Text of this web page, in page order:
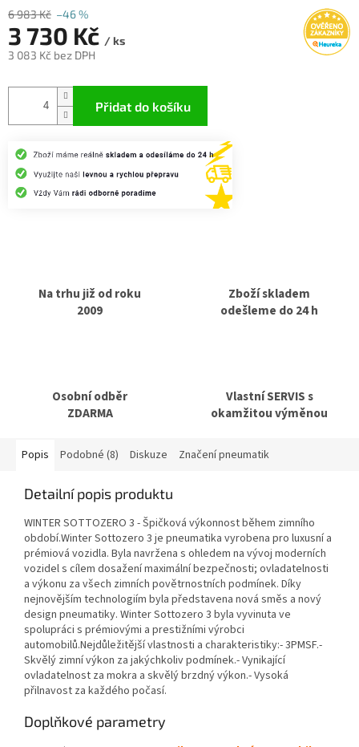
6 983 Kč –46 %
3 730 Kč / ks
3 083 Kč bez DPH
Přidat do košíku
Na trhu již od roku
2009
Zboží skladem
odešleme do 24 h
Osobní odběr
ZDARMA
Vlastní SERVIS s
okamžitou výměnou
Popis Podobné (8) Diskuze Značení pneumatik
Detailní popis produktu
WINTER SOTTOZERO 3 - Špičková výkonnost během zimního
období.Winter Sottozero 3 je pneumatika vyrobena pro luxusní a
prémiová vozidla. Byla navržena s ohledem na vývoj moderních
vozidel s cílem dosažení maximální bezpečnosti; ovladatelnosti
a výkonu za všech zimních povětrnostních podmínek. Díky
nejnovějším technologiím byla představena nová směs a nový
design pneumatiky. Winter Sottozero 3 byla vyvinuta ve
spolupráci s prémiovými a prestižními výrobci
automobilů.Nejdůležitější vlastnosti a charakteristiky:- 3PMSF.-
Skvělý zimní výkon za jakýchkoliv podmínek.- Vynikající
ovladatelnost za mokra a skvělý brzdný výkon.- Vysoká
přilnavost za každého počasí.
Doplňkové parametry